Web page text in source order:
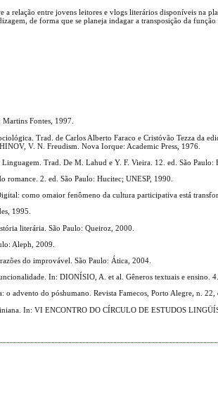
relação entre jovens leitores e vlogs literários disponíveis na
de forma que se planeja indagar a transposição da
Fontes, 1997.
Trad. de Carlos Alberto Faraco e Cristóvão Tezza da
V. N. Freudism. Nova Iorque: Academic Press, 1976.
Trad. De M. Lahud e Y. F. Vieira. 12. ed. São Paulo:
romance. 2. ed. São Paulo: Hucitec; UNESP, 1990.
como omaior fenômeno da cultura participativa está
1995.
literária. São Paulo: Queiroz, 2000.
Aleph, 2009.
do improvável. São Paulo: Ática, 2004.
In: DIONÍSIO, A. et al. Gêneros textuais e ensino.
advento do póshumano. Revista Famecos, Porto Alegre, n. 22,
In: VI ENCONTRO DO CÍRCULO DE ESTUDOS